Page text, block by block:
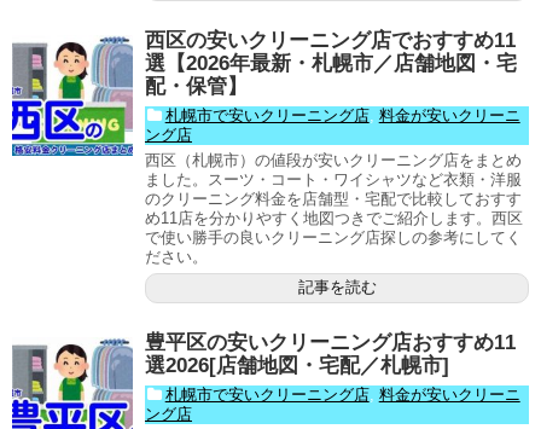
西区の安いクリーニング店でおすすめ11
選【2026年最新・札幌市／店舗地図・宅
配・保管】
札幌市で安いクリーニング店, 料金が安いクリーニ
ング店
西区（札幌市）の値段が安いクリーニング店をまとめ
ました。スーツ・コート・ワイシャツなど衣類・洋服
のクリーニング料金を店舗型・宅配で比較しておすす
め11店を分かりやすく地図つきでご紹介します。西区
で使い勝手の良いクリーニング店探しの参考にしてく
ださい。
記事を読む
豊平区の安いクリーニング店おすすめ11
選2026[店舗地図・宅配／札幌市]
札幌市で安いクリーニング店, 料金が安いクリーニ
ング店